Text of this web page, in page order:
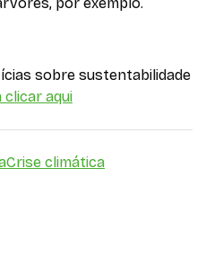
sobre sustentabilidade
clicar aqui
Crise climática